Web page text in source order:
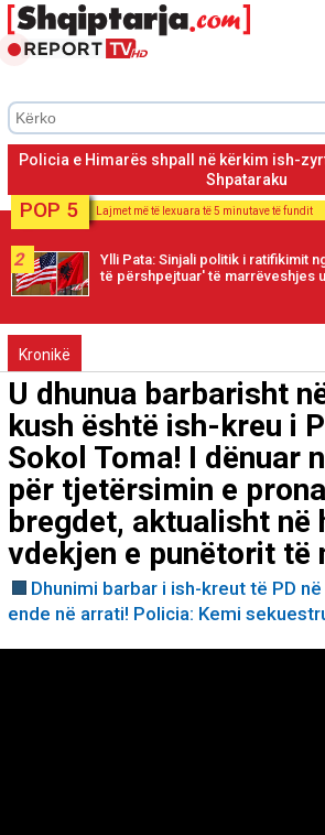
Shpataraku ishte në Dhërmi ku është
dhe administratorin pasi nuk i
POP 5 Lajmet më të lexuara të 5 minutave të fundit
2
Ylli Pata: Sinjali politik i ratifikimit
të përshpejtuar' të marrëveshjes
Kronikë
U dhunua barbarisht
kush është ish-kreu i
Sokol Toma! I dënuar
për tjetërsimin e
bregdet, aktualisht në
vdekjen e punëtorit të
Dhunimi barbar i ish-kreut të PD
ende në arrati! Policia: Kemi